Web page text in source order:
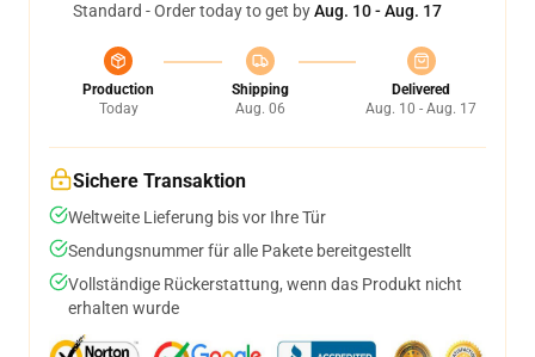
Standard - Order today to get byAug. 10 - Aug. 17
Production
Today
Shipping
Aug. 06
Delivered
Aug. 10 - Aug. 17
Sichere Transaktion
Weltweite Lieferung bis vor Ihre Tür
Sendungsnummer für alle Pakete bereitgestellt
Vollständige Rückerstattung, wenn das Produkt nicht
erhalten wurde